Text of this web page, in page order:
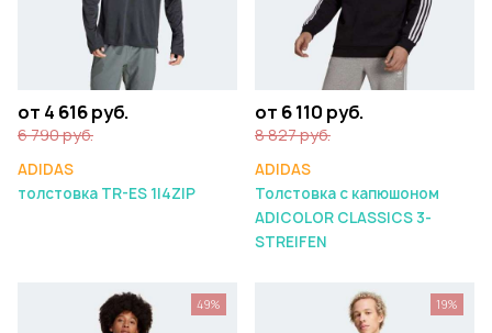
от 4 616 руб.
6 790 руб.
ADIDAS
толстовка TR-ES 1I4ZIP
от 6 110 руб.
8 827 руб.
ADIDAS
Толстовка с капюшоном
ADICOLOR CLASSICS 3-
STREIFEN
49% 19%